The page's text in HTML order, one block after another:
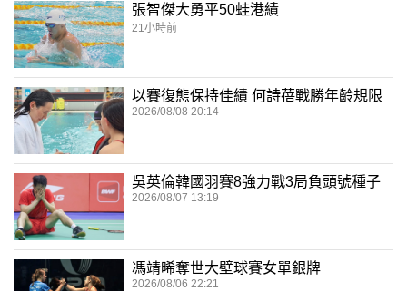
張智傑大勇平50蛙港績
21小時前
以賽復態保持佳績 何詩蓓戰勝年齡規限
2026/08/08 20:14
吳英倫韓國羽賽8強力戰3局負頭號種子
2026/08/07 13:19
馮靖晞奪世大壁球賽女單銀牌
2026/08/06 22:21